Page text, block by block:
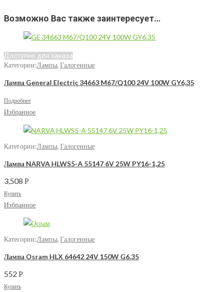
Возможно Вас также заинтересует…
Доступно для заказа
Категории:Лампы, Галогенные
Лампа General Electric 34663 M67/Q100 24V 100W GY6,35
Подробнее
Избранное
Категории:Лампы, Галогенные
Лампа NARVA HLWS5-A 55147 6V 25W PY16-1,25
3,508 Р
Купить
Избранное
Категории:Лампы, Галогенные
Лампа Osram HLX 64642 24V 150W G6.35
552 Р
Купить